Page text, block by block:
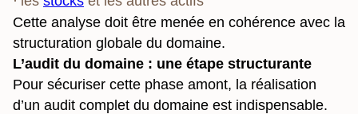
Cette analyse doit être menée en cohérence avec la
structuration globale du domaine.
L’audit du domaine : une étape structurante
Pour sécuriser cette phase amont, la réalisation
d’un audit complet du domaine est indispensable.